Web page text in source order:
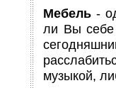
Мебель -
ли Вы себе
музыкой,